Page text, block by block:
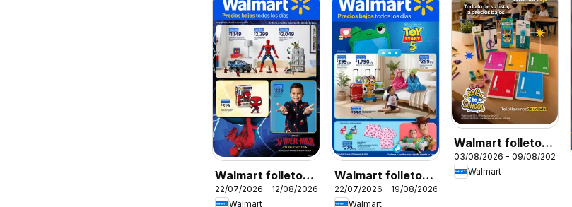
Walmart folleto
Colección
22/07/2026 - 12/08/2026
Walmart
Walmart folleto
Precios bajos
22/07/2026 - 19/08/2026
Walmart
Walmart folleto
Back to School
03/08/2026 - 09/08/2026
Walmart